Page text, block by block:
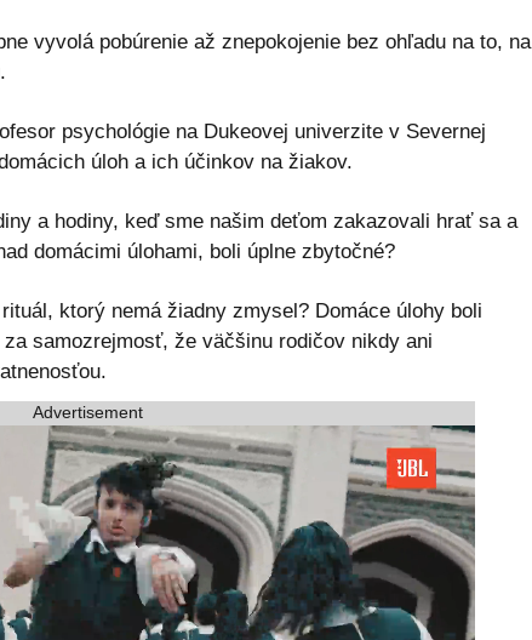
vyvolá pobúrenie až znepokojenie bez ohľadu na to, na
psychológie na Dukeovej univerzite v Severnej
úloh a ich účinkov na žiakov.
a hodiny, keď sme našim deťom zakazovali hrať sa a
domácimi úlohami, boli úplne zbytočné?
ktorý nemá žiadny zmysel? Domáce úlohy boli
samozrejmosť, že väčšinu rodičov nikdy ani
Advertisement